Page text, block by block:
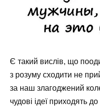
Є такий вислів, що
з розуму сходити не
за наш злагоджений
чудові ідеї приходять